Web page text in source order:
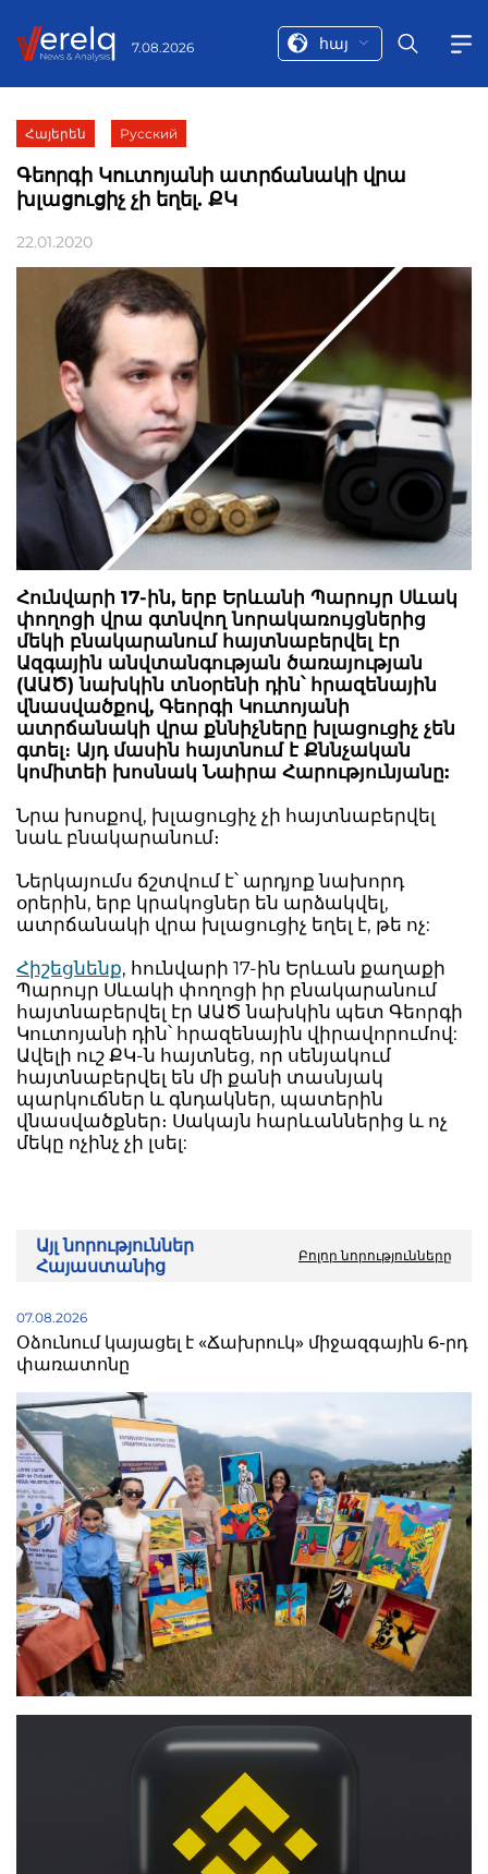
7.08.2026 հայ
Հայերեն Русский
Գեորգի Կուտոյանի ատրճանակի վրա
խլացուցիչ չի եղել. ՔԿ
22.01.2020
Հունվարի 17-ին, երբ Երևանի Պարույր Սևակ
փողոցի վրա գտնվող նորակառույցներից
մեկի բնակարանում հայտնաբերվել էր
Ազգային անվտանգության ծառայության
(ԱԱԾ) նախկին տնօրենի դին՝ հրազենային
վնասվածքով, Գեորգի Կուտոյանի
ատրճանակի վրա քննիչները խլացուցիչ չեն
գտել։ Այդ մասին հայտնում է Քննչական
կոմիտեի խոսնակ Նաիրա Հարությունյանը:
Նրա խոսքով, խլացուցիչ չի հայտնաբերվել
նաև բնակարանում։
Ներկայումս ճշտվում է՝ արդյոք նախորդ
օրերին, երբ կրակոցներ են արձակվել,
ատրճանակի վրա խլացուցիչ եղել է, թե ոչ:
Հիշեցնենք, հունվարի 17-ին Երևան քաղաքի
Պարույր Սևակի փողոցի իր բնակարանում
հայտնաբերվել էր ԱԱԾ նախկին պետ Գեորգի
Կուտոյանի դին՝ հրազենային վիրավորումով:
Ավելի ուշ ՔԿ-ն հայտնեց, որ սենյակում
հայտնաբերվել են մի քանի տասնյակ
պարկուճներ և գնդակներ, պատերին
վնասվածքներ։ Սակայն հարևաններից և ոչ
մեկը ոչինչ չի լսել:
Այլ նորություններ
Հայաստանից
Բոլոր նորությունները
07.08.2026
Օձունում կայացել է «Ճախրուկ» միջազգային 6-րդ
փառատոնը